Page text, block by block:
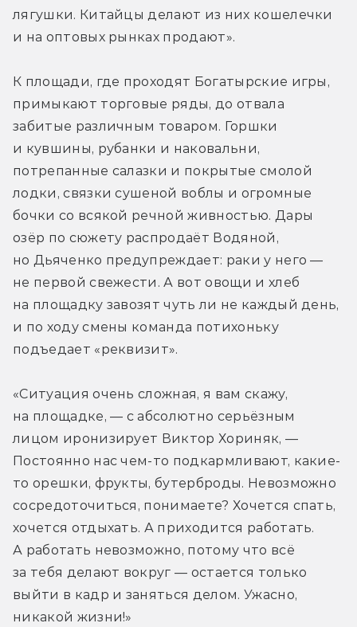
лягушки. Китайцы делают из них кошелечки
и на оптовых рынках продают».
К площади, где проходят Богатырские игры,
примыкают торговые ряды, до отвала
забитые различным товаром. Горшки
и кувшины, рубанки и наковальни,
потрепанные салазки и покрытые смолой
лодки, связки сушеной воблы и огромные
бочки со всякой речной живностью. Дары
озёр по сюжету распродаёт Водяной,
но Дьяченко предупреждает: раки у него —
не первой свежести. А вот овощи и хлеб
на площадку завозят чуть ли не каждый день,
и по ходу смены команда потихоньку
подъедает «реквизит».
«Ситуация очень сложная, я вам скажу,
на площадке, — с абсолютно серьёзным
лицом иронизирует Виктор Хориняк, —
Постоянно нас чем-то подкармливают, какие-
то орешки, фрукты, бутерброды. Невозможно
сосредоточиться, понимаете? Хочется спать,
хочется отдыхать. А приходится работать.
А работать невозможно, потому что всё
за тебя делают вокруг — остается только
выйти в кадр и заняться делом. Ужасно,
никакой жизни!»